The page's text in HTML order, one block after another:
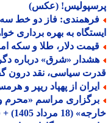
(عکس)
فاز دو خط سه
به بهره برداری خواهد
دلار، طلا و سکه امروز 18 مرداد
«شرق» درباره
سیاسی، نقد درون
از پهپاد ریپر و
مراسم «محرم و
مرداد 1405) + فیلم